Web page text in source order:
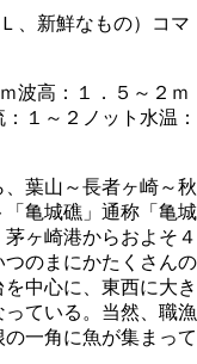
、新鮮なもの）コマ
波高：１．５～２ｍ
１～２ノット水温：
葉山～長者ヶ崎～秋
亀城礁」通称「亀城
ヶ崎港からおよそ４
のまにかたくさんの
中心に、東西に大き
ている。当然、職漁
一角に魚が集まって